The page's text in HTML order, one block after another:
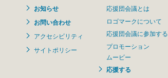
お知らせ
お問い合わせ
アクセシビリティ
サイトポリシー
応援団会議とは
ロゴマークについて
応援団会議に参加する
プロモーション
ムービー
応援する